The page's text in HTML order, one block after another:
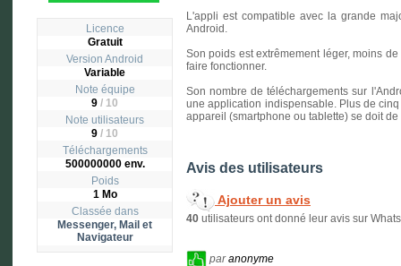
Licence
Gratuit
Version Android
Variable
Note équipe
9 / 10
Note utilisateurs
9 / 10
Téléchargements
500000000 env.
Poids
1 Mo
Classée dans
Messenger, Mail et
Navigateur
L'appli est compatible avec la grande
Android.
Son poids est extrêmement léger, moins
faire fonctionner.
Son nombre de téléchargements sur
une application indispensable. Plus de
appareil (smartphone ou tablette) se doit de
Avis des utilisateurs
Ajouter un avis
40 utilisateurs ont donné leur avis sur
paranonyme